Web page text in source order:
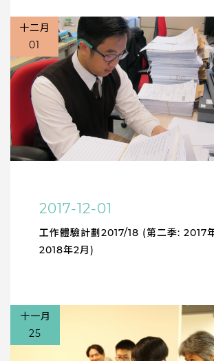
十二月
01
2017-12-01
工作體驗計劃2017/18 (第二季: 2017
2018年2月)
十一月
25